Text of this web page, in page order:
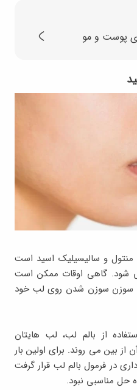
پوست و مو
منتول و سالیسیلیک اسید است
گاهی اوقات ممکن است
سوزن سوزن شدن روی لب خود
از بالم لب، لب هایتان
بین می روند. برای اولین بار
در فرمول بالم لب قرار گرفت
حل مناسبی نبود.